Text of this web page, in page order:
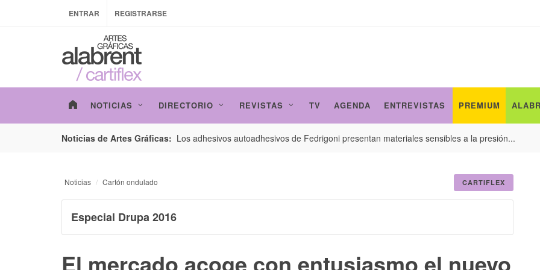
ENTRAR REGISTRARSE
NOTICIAS DIRECTORIO REVISTAS TV AGENDA ENTREVISTAS PREMIUM
Noticias de Artes Gráficas:
de envases con un nuevo estudio de Los adhesivos autoadhesivos de Fedrigoni presentan materiales sensibles a la presión...
CARTIFLEX
Noticias Cartón ondulado
Especial Drupa 2016
El mercado acoge con entusiasmo el nuevo